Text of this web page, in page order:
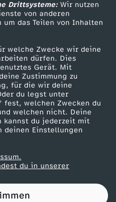
Drittsysteme:Wir nutzen
von anderen
das Teilen von Inhalten
welche Zwecke wir deine
dürfen. Dies
Gerät. Mit
Zustimmung zu
für die wir deine
du legst unter
welchen Zwecken du
welchen nicht. Deine
kannst du jederzeit mit
deinen Einstellungen
du in unserer